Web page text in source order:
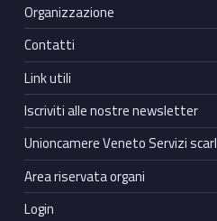
Organizzazione
Contatti
Link utili
Iscriviti alle nostre newsletter
Unioncamere Veneto Servizi scarl
Area riservata organi
Login